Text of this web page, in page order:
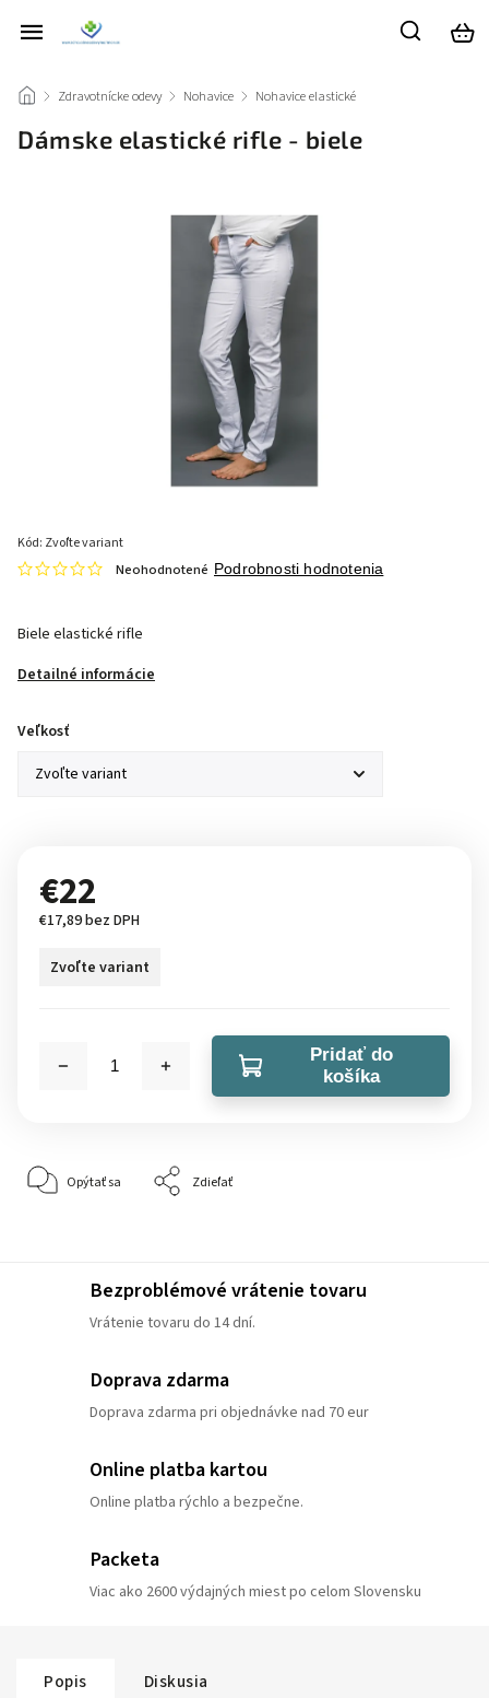
/ Zdravotnícke odevy / Nohavice / Nohavice elastické
Dámske elastické rifle - biele
Kód: Zvoľte variant
Neohodnotené Podrobnosti hodnotenia
Biele elastické rifle
Detailné informácie
Veľkosť
€22
€17,89 bez DPH
Zvoľte variant
Pridať do
košíka
Opýtať sa Zdieľať
Bezproblémové vrátenie tovaru
Vrátenie tovaru do 14 dní.
Doprava zdarma
Doprava zdarma pri objednávke nad 70 eur
Online platba kartou
Online platba rýchlo a bezpečne.
Packeta
Viac ako 2600 výdajných miest po celom Slovensku
Popis Diskusia